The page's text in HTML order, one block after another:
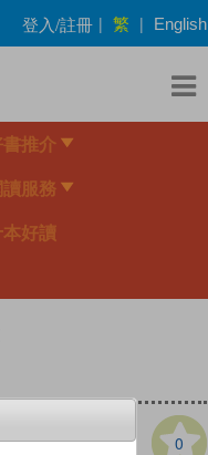
登入/註冊 | 繁 | English
書推介
讀服務
本好讀
0